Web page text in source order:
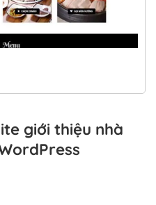
giới thiệu nhà